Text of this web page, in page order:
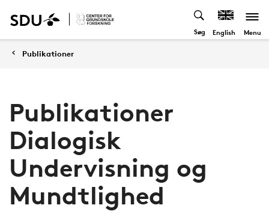
Søg English Menu
Publikationer
Publikationer
Dialogisk
Undervisning og
Mundtlighed